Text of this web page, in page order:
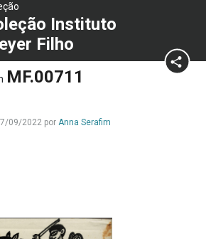
Instituto
Filho
MF.00711
09/2022 por Anna Serafim